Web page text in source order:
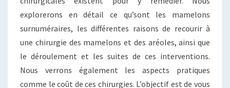
explorerons en détail ce qu’sont les mamelons
surnuméraires, les différentes raisons de recourir à
une chirurgie des mamelons et des aréoles, ainsi que
le déroulement et les suites de ces interventions.
Nous verrons également les aspects pratiques
comme le coût de ces chirurgies. L’objectif est de vous